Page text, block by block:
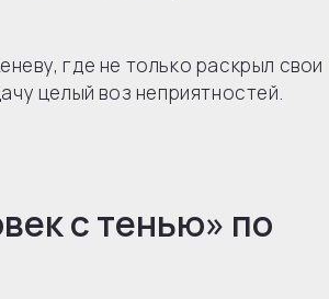
где не только раскрыл свои
целый воз неприятностей.
с тенью» по